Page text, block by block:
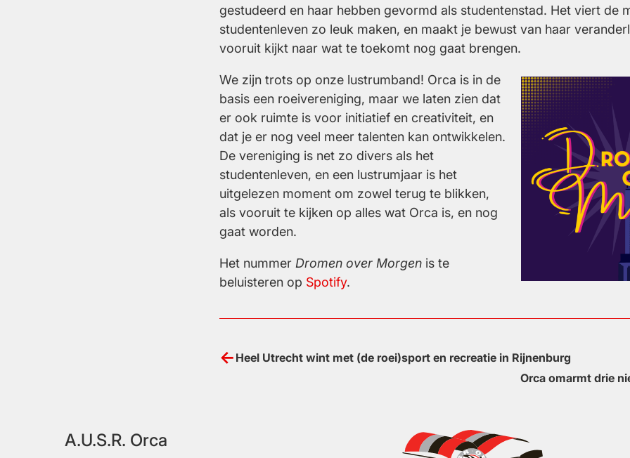
gestudeerd en haar hebben gevormd als studentenstad. Het viert de
studentenleven zo leuk maken, en maakt je bewust van haar
vooruit kijkt naar wat te toekomt nog gaat brengen.
We zijn trots op onze lustrumband! Orca is in de
basis een roeivereniging, maar we laten zien dat
er ook ruimte is voor initiatief en creativiteit, en
dat je er nog veel meer talenten kan ontwikkelen.
De vereniging is net zo divers als het
studentenleven, en een lustrumjaar is het
uitgelezen moment om zowel terug te blikken,
als vooruit te kijken op alles wat Orca is, en nog
gaat worden.
Het nummer Dromen over Morgen is te
beluisteren op Spotify.
Bericht
Heel Utrecht wint met (de roei)sport en recreatie in Rijnenburg
Orca omarmt drie
A.U.S.R. Orca